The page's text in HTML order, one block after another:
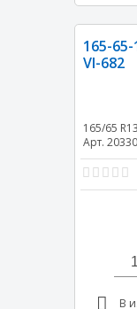
165-
VI-682
165/65 R13
Арт. 20330
1
В